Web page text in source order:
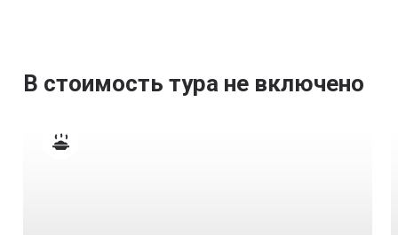
В стоимость тура не включено